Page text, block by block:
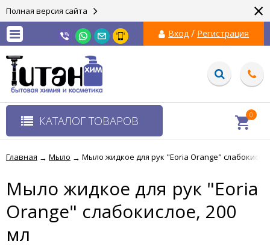
Полная версия сайта ×
Вход / Регистрация
КАТАЛОГ ТОВАРОВ 0
Главная → Мыло → Мыло жидкое для рук "Eoria Orange"
Мыло жидкое для рук "Eoria
Orange" слабокислое, 200
мл